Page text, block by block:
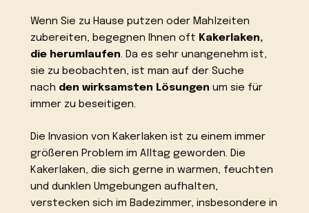
Wenn Sie zu Hause putzen oder Mahlzeiten
zubereiten, begegnen Ihnen oft Kakerlaken,
die herumlaufen. Da es sehr unangenehm ist,
sie zu beobachten, ist man auf der Suche
nach den wirksamsten Lösungen um sie für
immer zu beseitigen.
Die Invasion von Kakerlaken ist zu einem immer
größeren Problem im Alltag geworden. Die
Kakerlaken, die sich gerne in warmen, feuchten
und dunklen Umgebungen aufhalten,
verstecken sich im Badezimmer, insbesondere in